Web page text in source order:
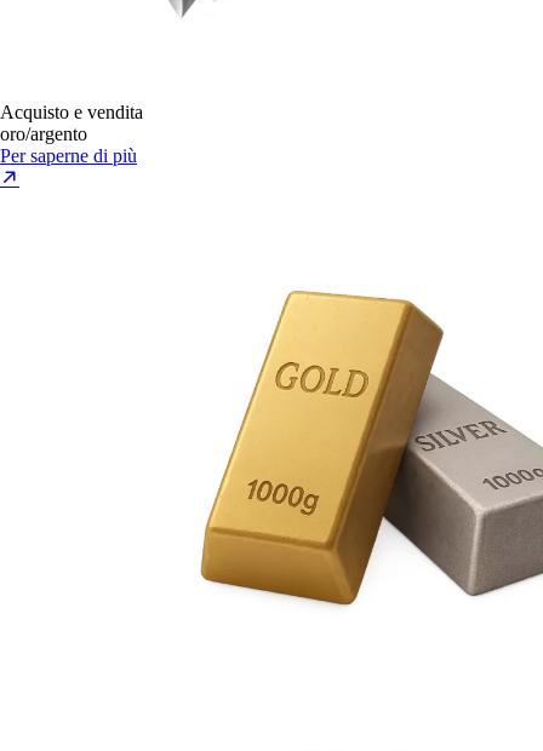
Acquisto e vendita
oro/argento
Per saperne di più